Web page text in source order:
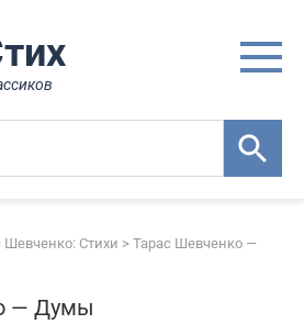
Шевченко: Стихи > Тарас Шевченко —
— Думы